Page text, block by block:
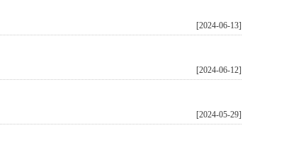
[2024-06-13]
[2024-06-12]
[2024-05-29]